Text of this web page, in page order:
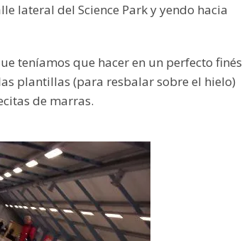
lateral del Science Park y yendo hacia
teníamos que hacer en un perfecto finés
plantillas (para resbalar sobre el hielo)
de marras.